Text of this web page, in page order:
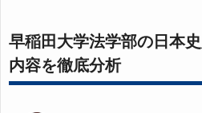
早稲田大学法学部の日本
内容を徹底分析